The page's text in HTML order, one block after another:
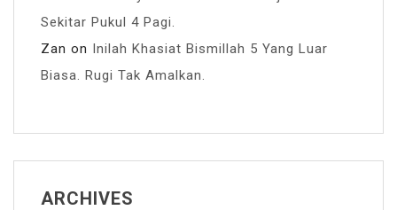
Sekitar Pukul 4 Pagi.
Zan on Inilah Khasiat Bismillah 5 Yang Luar
Biasa. Rugi Tak Amalkan.
ARCHIVES